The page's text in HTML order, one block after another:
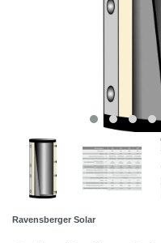
Ravensberger Solar